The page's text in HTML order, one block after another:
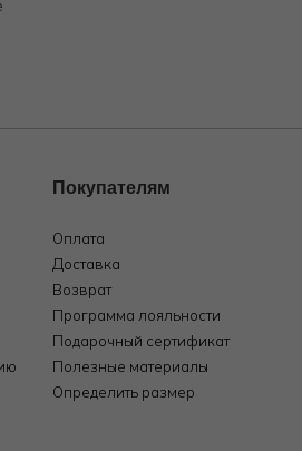
Покупателям
Оплата
Доставка
Возврат
Программа лояльности
Подарочный сертификат
Полезные материалы
Определить размер